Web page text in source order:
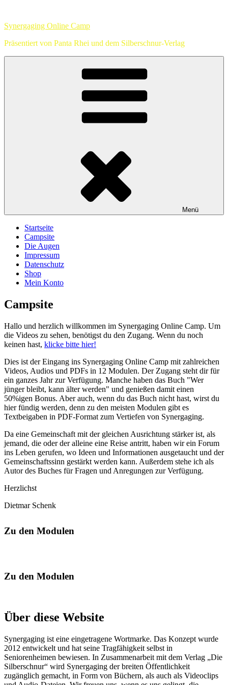
springen
Synergaging Online Camp
Präsentiert von Panta Rhei und dem Silberschnur-Verlag
Menü
Startseite
Campsite
Die Augen
Impressum
Datenschutz
Shop
Mein Konto
Campsite
Hallo und herzlich willkommen im Synergaging Online Camp. Um
die Videos zu sehen, benötigst du den Zugang. Wenn du noch
keinen hast, klicke bitte hier!
Dies ist der Eingang ins Synergaging Online Camp mit zahlreichen
Videos, Audios und PDFs in 12 Modulen. Der Zugang steht dir für
ein ganzes Jahr zur Verfügung. Manche haben das Buch "Wer
jünger bleibt, kann älter werden" und genießen damit einen
50%igen Bonus. Aber auch, wenn du das Buch nicht hast, wirst du
hier fündig werden, denn zu den meisten Modulen gibt es
Textbeigaben in PDF-Format zum Vertiefen von Synergaging.
Da eine Gemeinschaft mit der gleichen Ausrichtung stärker ist, als
jemand, die oder der alleine eine Reise antritt, haben wir ein Forum
ins Leben gerufen, wo Ideen und Informationen ausgetaucht und der
Gemeinschaftssinn gestärkt werden kann. Außerdem stehe ich als
Autor des Buches für Fragen und Anregungen zur Verfügung.
Herzlichst
Dietmar Schenk
Zu den Modulen
Zu den Modulen
Über diese Website
Synergaging ist eine eingetragene Wortmarke. Das Konzept wurde
2012 entwickelt und hat seine Tragfähigkeit selbst in
Seniorenheimen bewiesen. In Zusammenarbeit mit dem Verlag „Die
Silberschnur“ wird Synergaging der breiten Öffentlichkeit
zugänglich gemacht, in Form von Büchern, als auch als Videoclips